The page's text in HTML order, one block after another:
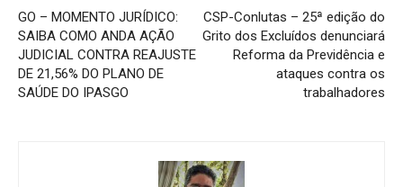
GO – MOMENTO JURÍDICO:
SAIBA COMO ANDA AÇÃO
JUDICIAL CONTRA REAJUSTE
DE 21,56% DO PLANO DE
SAÚDE DO IPASGO
CSP-Conlutas – 25ª edição do
Grito dos Excluídos denunciará
Reforma da Previdência e
ataques contra os
trabalhadores